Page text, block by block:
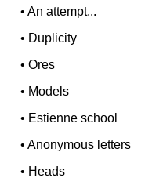
•An attempt...
• Duplicity
•Ores
• Models
• Estienne school
•Anonymous letters
• Heads